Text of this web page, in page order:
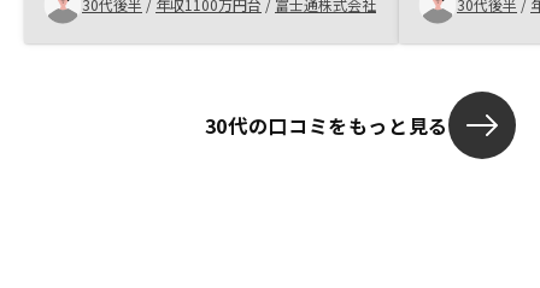
物件があったので、そのまま契約となりま
した。ローン申込や決済までの間は、様々
の将来性を信じようと思います。 これが
30代後半 / 年収1100万円台 / 富士通株式会社
was
explaining
beneficial to
detailing the
expenses
30代後半 /
30代の口コミをもっと見る